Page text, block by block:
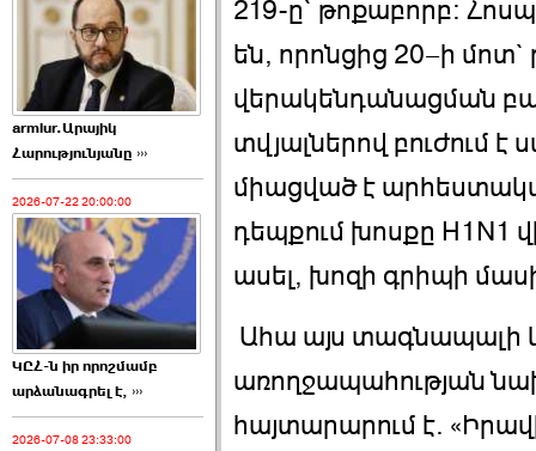
armlur.Արայիկ
Հարությունյանը ›››
2026-07-22 20:00:00
ԿԸՀ-ն իր որոշմամբ
արձանագրել է, ›››
2026-07-08 23:33:00
219-ը` թոքաբորբ:
են, որոնցից 20–ի
վերակենդանացման
տվյալներով բուժում
միացված է
դեպքում խոսքը H1N1
ասել, խոզի գրիպի
Ահա այս տագնապալի
առողջապահության
հայտարարում է.